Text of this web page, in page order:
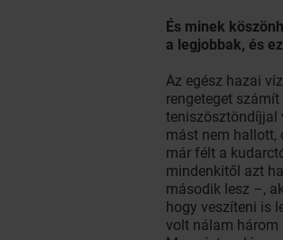
És minek
a legjobbak, és
Az egész hazai
rengeteget
teniszösztöndíjjal
mást nem hallott,
már félt a
mindenkitől azt
második lesz –,
hogy veszíteni is
volt nálam három